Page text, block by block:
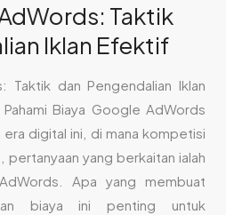
Taktik
Iklan Efektif
Taktik dan Pengendalian Iklan
Biaya Google AdWords
era digital ini, di mana kompetisi
pertanyaan yang berkaitan ialah
Apa yang membuat
biaya ini penting untuk